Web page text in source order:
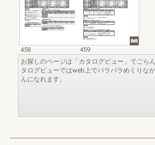
458
459
お探しのページは「カタログビュー」でごら
タログビューではweb上でパラパラめくりな
んになれます。